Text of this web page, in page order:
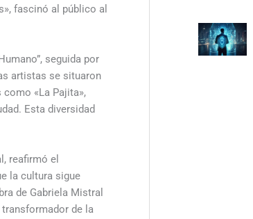
fascinó al público al
seguida por
artistas se situaron
«La Pajita»,
Esta diversidad
reafirmó el
la cultura sigue
de Gabriela Mistral
de la